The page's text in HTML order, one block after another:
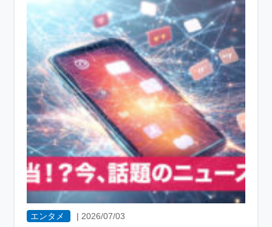
エンタメ | 2026/07/03